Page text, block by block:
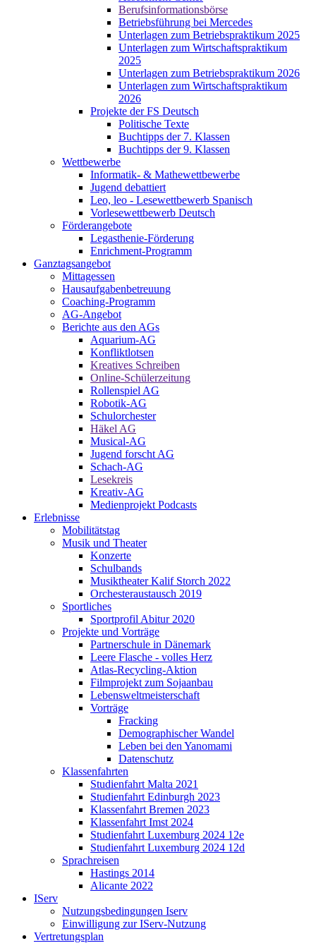
Berufsinformationsbörse
Betriebsführung bei Mercedes
Unterlagen zum Betriebspraktikum 2025
Unterlagen zum Wirtschaftspraktikum
2025
Unterlagen zum Betriebspraktikum 2026
Unterlagen zum Wirtschaftspraktikum
2026
Projekte der FS Deutsch
Politische Texte
Buchtipps der 7. Klassen
Buchtipps der 9. Klassen
Wettbewerbe
Informatik- & Mathewettbewerbe
Jugend debattiert
Leo, leo - Lesewettbewerb Spanisch
Vorlesewettbewerb Deutsch
Förderangebote
Legasthenie-Förderung
Enrichment-Programm
Ganztagsangebot
Mittagessen
Hausaufgabenbetreuung
Coaching-Programm
AG-Angebot
Berichte aus den AGs
Aquarium-AG
Konfliktlotsen
Kreatives Schreiben
Online-Schülerzeitung
Rollenspiel AG
Robotik-AG
Schulorchester
Häkel AG
Musical-AG
Jugend forscht AG
Schach-AG
Lesekreis
Kreativ-AG
Medienprojekt Podcasts
Erlebnisse
Mobilitätstag
Musik und Theater
Konzerte
Schulbands
Musiktheater Kalif Storch 2022
Orchesteraustausch 2019
Sportliches
Sportprofil Abitur 2020
Projekte und Vorträge
Partnerschule in Dänemark
Leere Flasche - volles Herz
Atlas-Recycling-Aktion
Filmprojekt zum Sojaanbau
Lebensweltmeisterschaft
Vorträge
Fracking
Demographischer Wandel
Leben bei den Yanomami
Datenschutz
Klassenfahrten
Studienfahrt Malta 2021
Studienfahrt Edinburgh 2023
Klassenfahrt Bremen 2023
Klassenfahrt Imst 2024
Studienfahrt Luxemburg 2024 12e
Studienfahrt Luxemburg 2024 12d
Sprachreisen
Hastings 2014
Alicante 2022
IServ
Nutzungsbedingungen Iserv
Einwilligung zur IServ-Nutzung
Vertretungsplan